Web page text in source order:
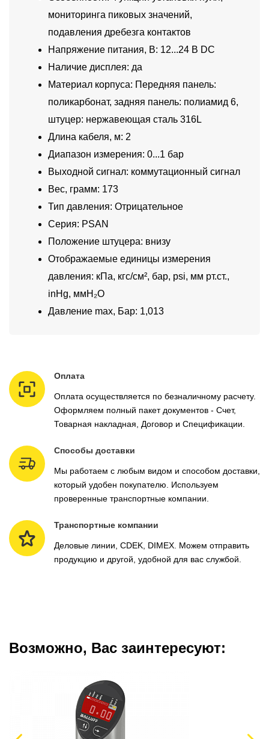
мониторинга пиковых значений,
подавления дребезга контактов
Напряжение питания, В: 12...24 В DC
Наличие дисплея: да
Материал корпуса: Передняя панель:
поликарбонат, задняя панель: полиамид 6,
штуцер: нержавеющая сталь 316L
Длина кабеля, м: 2
Диапазон измерения: 0...1 бар
Выходной сигнал: коммутационный сигнал
Вес, грамм: 173
Тип давления: Отрицательное
Серия: PSAN
Положение штуцера: внизу
Отображаемые единицы измерения
давления: кПа, кгс/см², бар, psi, мм рт.ст.,
inHg, ммH₂O
Давление max, Бар: 1,013
Оплата
Оплата осуществляется по безналичному расчету.
Оформляем полный пакет документов - Счет,
Товарная накладная, Договор и Спецификации.
Способы доставки
Мы работаем с любым видом и способом доставки,
который удобен покупателю. Используем
проверенные транспортные компании.
Транспортные компании
Деловые линии, CDEK, DIMEX. Можем отправить
продукцию и другой, удобной для вас службой.
Возможно, Вас заинтересуют: